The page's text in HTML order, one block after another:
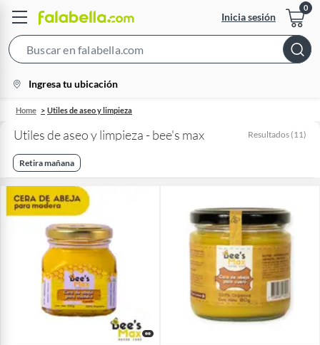
Inicia sesión
Bar
location-
icon
Ingresa tu ubicación
Home Utiles de aseo y limpieza
Utiles de aseo y limpieza - bee's max Resultados (11)
Retira mañana